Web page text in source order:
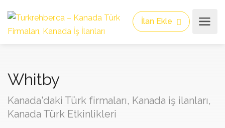
İlan Ekle
Whitby
Kanada'daki Türk firmaları, Kanada iş ilanları,
Kanada Türk Etkinlikleri